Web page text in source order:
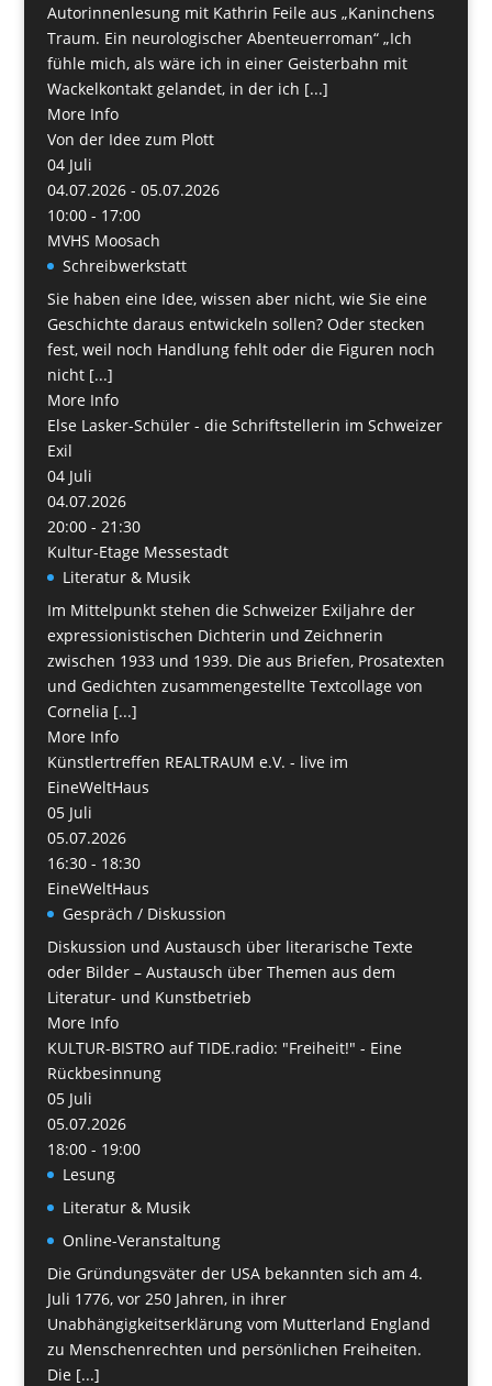
Autorinnenlesung mit Kathrin Feile aus „Kaninchens
Traum. Ein neurologischer Abenteuerroman“ „Ich
fühle mich, als wäre ich in einer Geisterbahn mit
Wackelkontakt gelandet, in der ich [...]
More Info
Von der Idee zum Plott
04 Juli
04.07.2026 - 05.07.2026
10:00 - 17:00
MVHS Moosach
Schreibwerkstatt
Sie haben eine Idee, wissen aber nicht, wie Sie eine
Geschichte daraus entwickeln sollen? Oder stecken
fest, weil noch Handlung fehlt oder die Figuren noch
nicht [...]
More Info
Else Lasker-Schüler - die Schriftstellerin im Schweizer
Exil
04 Juli
04.07.2026
20:00 - 21:30
Kultur-Etage Messestadt
Literatur & Musik
Im Mittelpunkt stehen die Schweizer Exiljahre der
expressionistischen Dichterin und Zeichnerin
zwischen 1933 und 1939. Die aus Briefen, Prosatexten
und Gedichten zusammengestellte Textcollage von
Cornelia [...]
More Info
Künstlertreffen REALTRAUM e.V. - live im
EineWeltHaus
05 Juli
05.07.2026
16:30 - 18:30
EineWeltHaus
Gespräch / Diskussion
Diskussion und Austausch über literarische Texte
oder Bilder – Austausch über Themen aus dem
Literatur- und Kunstbetrieb
More Info
KULTUR-BISTRO auf TIDE.radio: "Freiheit!" - Eine
Rückbesinnung
05 Juli
05.07.2026
18:00 - 19:00
Lesung
Literatur & Musik
Online-Veranstaltung
Die Gründungsväter der USA bekannten sich am 4.
Juli 1776, vor 250 Jahren, in ihrer
Unabhängigkeitserklärung vom Mutterland England
zu Menschenrechten und persönlichen Freiheiten.
Die [...]